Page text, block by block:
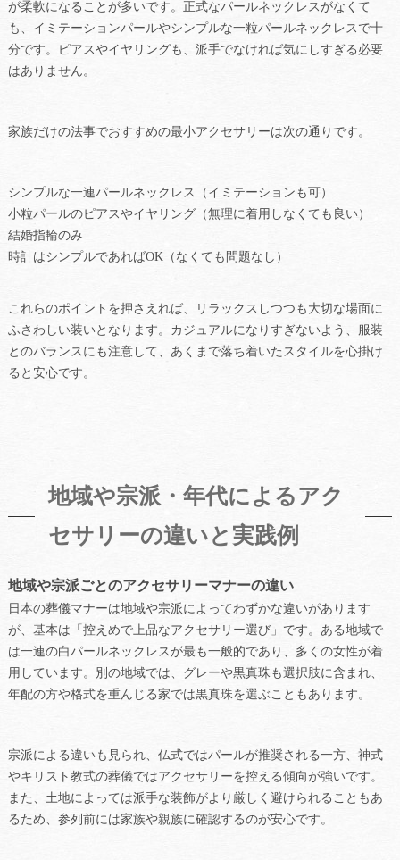
が柔軟になることが多いです。正式なパールネックレスがなくて
も、イミテーションパールやシンプルな一粒パールネックレスで十
分です。ピアスやイヤリングも、派手でなければ気にしすぎる必要
はありません。
家族だけの法事でおすすめの最小アクセサリーは次の通りです。
シンプルな一連パールネックレス（イミテーションも可）
小粒パールのピアスやイヤリング（無理に着用しなくても良い）
結婚指輪のみ
時計はシンプルであればOK（なくても問題なし）
これらのポイントを押さえれば、リラックスしつつも大切な場面に
ふさわしい装いとなります。カジュアルになりすぎないよう、服装
とのバランスにも注意して、あくまで落ち着いたスタイルを心掛け
ると安心です。
地域や宗派・年代によるアク
セサリーの違いと実践例
地域や宗派ごとのアクセサリーマナーの違い
日本の葬儀マナーは地域や宗派によってわずかな違いがあります
が、基本は「控えめで上品なアクセサリー選び」です。ある地域で
は一連の白パールネックレスが最も一般的であり、多くの女性が着
用しています。別の地域では、グレーや黒真珠も選択肢に含まれ、
年配の方や格式を重んじる家では黒真珠を選ぶこともあります。
宗派による違いも見られ、仏式ではパールが推奨される一方、神式
やキリスト教式の葬儀ではアクセサリーを控える傾向が強いです。
また、土地によっては派手な装飾がより厳しく避けられることもあ
るため、参列前には家族や親族に確認するのが安心です。